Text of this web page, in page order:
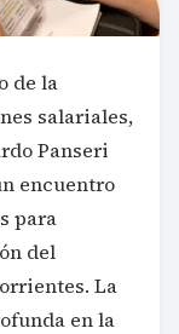
de la
salariales,
Panseri
encuentro
para
del
La
en la